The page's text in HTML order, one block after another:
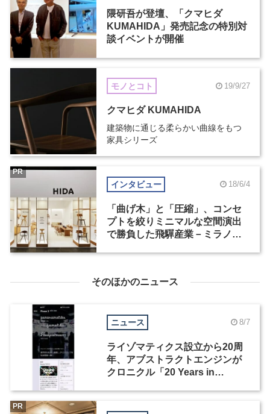
隈研吾が登壇、「クマヒダ
KUMAHIDA」発売記念の特別対
談イベントが開催
モノとコト 19/9/27
クマヒダ KUMAHIDA
建築物に通じる柔らかい曲線をもつ
家具シリーズ
インタビュー 18/6/4
「曲げ木」と「圧縮」、コンセ
プトを絞りミニマルな空間演出
で勝負した飛驒産業－ミラノデ
PR
そのほかのニュース
ニュース 8/7
ライゾマティクス設立から20周
年、アブストラクトエンジンが
クロニクル「20 Years in
PR